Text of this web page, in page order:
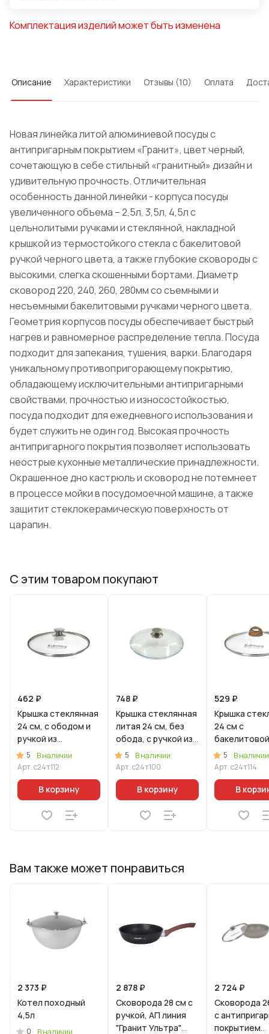
Комплектация изделий может быть изменена
Описание Характеристики Отзывы (10) Оплата
Новая линейка литой алюминиевой посуды с
антипригарным покрытием «Гранит», цвет черный,
сочетающую в себе стильный «гранитный» дизайн и
удивительную прочность. Отличительная
особенность данной линейки - корпуса посуды
увеличенного объема – 2,5л, 3,5л, 4,5л с
цельнолитыми ручками и стеклянной, накладной
крышкой из термостойкого стекла с бакелитовой
ручкой черного цвета, а также глубокие сковороды с
высокими, слегка скошенными бортами. Диаметр
сковород 220, 240, 260, 280мм со съемными и
несъемными бакелитовыми ручками черного цвета.
Геометрия корпусов посуды обеспечивает быстрый
нагрев и равномерное распределение тепла. Посуда
подходит для запекания, тушения, варки. Благодаря
уникальному противопригорающему покрытию,
обладающему исключительными антипригарными
свойствами, прочностью и износостойкостью,
посуда подходит для ежедневного использования и
будет служить не один год. Высокая прочность
антипригарного покрытия позволяет использовать
неострые кухонные металлические принадлежности.
Окрашенное дно кастрюль и сковород не потемнеет
в процессе мойки в посудомоечной машине, а также
защитит стеклокерамическую поверхность от
царапин.
С этим товаром покупают
462 ₽
Крышка стеклянная
24 см, с ободом и
ручкой из
нерж.стали, деколь
серая
5
В наличии
Арт.с24т112
В корзину
748 ₽
Крышка стеклянная
литая 24 см, без
обода, с ручкой из
нерж.стали
5
В наличии
Арт.с24т100
В корзину
529 ₽
Крышка
24 см с
бакелитовой
ручкой
5
В наличии
Арт.с24т114
В
Вам также может понравиться
2 373 ₽
Котел походный
4,5л
0
В наличии
2 878 ₽
Сковорода 28 см с
ручкой, АП линия
"Гранит Ультра"
2 724 ₽
Сковорода
с
покрытием